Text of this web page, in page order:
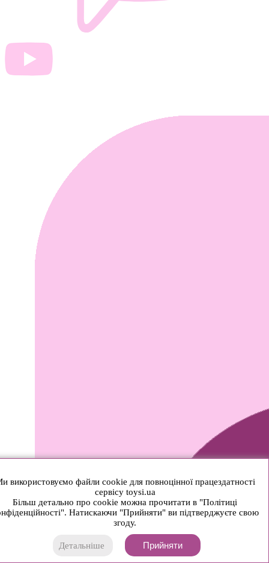
використовуємо файли cookie для повноцінної працездатності
сервісу toysi.ua
Більш детально про cookie можна прочитати в "Політиці
Натискаючи "Прийняти" ви підтверджуєте свою
згоду.
Детальніше Прийняти